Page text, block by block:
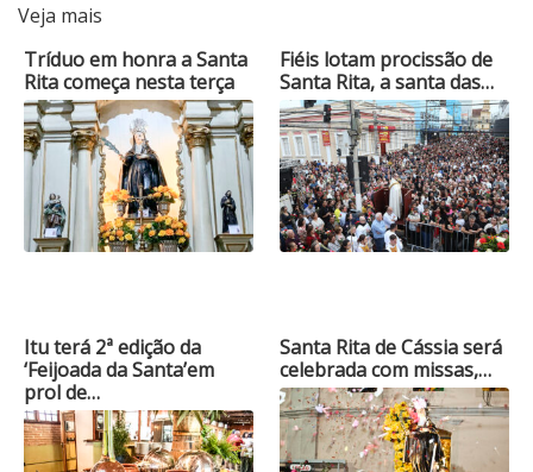
Veja mais
Tríduo em honra a Santa
Rita começa nesta terça
Fiéis lotam procissão de
Santa Rita, a santa das…
Itu terá 2ª edição da
‘Feijoada da Santa’em
prol de…
Santa Rita de Cássia será
celebrada com missas,…